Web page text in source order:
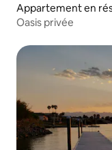
Appartement en
Oasis privée